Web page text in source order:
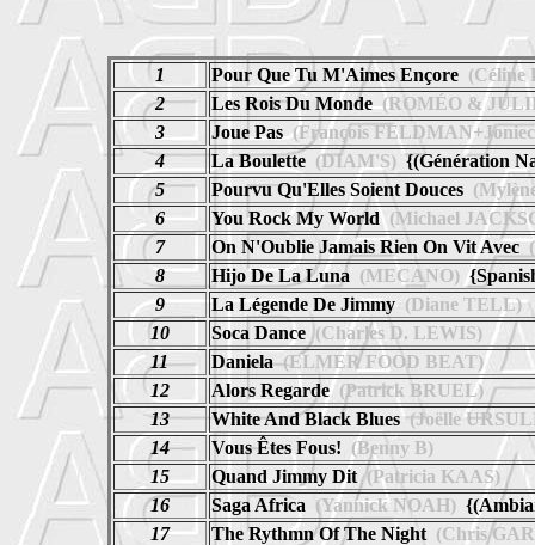
1 Pour Que Tu M'Aimes Ençore(Céline
2
Les Rois Du Monde(ROMÉO &
3
Joue Pas(François
4
La Boulette(DIAM'S){(Génération
5
Pourvu Qu'Elles Soient Douces
6
You Rock My World (Michael
7
On N'Oublie Jamais Rien On Vit Avec
8
Hijo De La Luna (MECANO)
9
La Légende De Jimmy(Diane TELL)
10
Soca Dance(Charles D. LEWIS)
11
Daniela(ELMER FOOD BEAT)
12
Alors Regarde(Patrick BRUEL)
13
White And Black Blues(Joëlle
14
Vous Êtes Fous! (Benny B)
15
Quand Jimmy Dit(Patricia KAAS)
16
Saga Africa (Yannick NOAH)
17
The Rythmn Of The Night(Chris